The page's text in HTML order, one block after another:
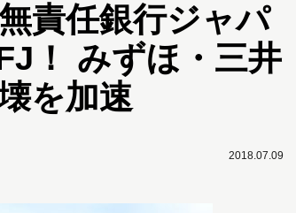
責任銀行ジャパ
！ みずほ・三井
を加速
2018.07.09